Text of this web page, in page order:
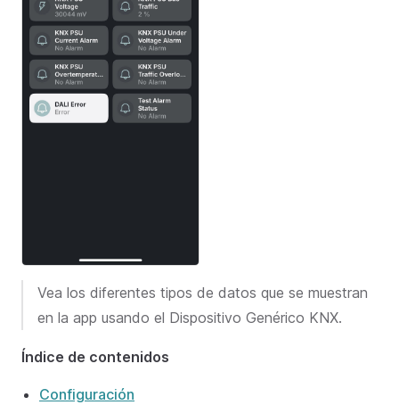
Vea los diferentes tipos de datos que se muestran
en la app usando el Dispositivo Genérico KNX.
Índice de contenidos
Configuración